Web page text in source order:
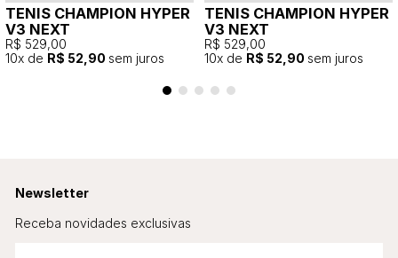
TENIS CHAMPION HYPER
V3 NEXT
R$ 529,00
10x de R$ 52,90 sem juros
TENIS CHAMPION HYPER
V3 NEXT
R$ 529,00
10x de R$ 52,90 sem juros
Newsletter
Receba novidades exclusivas